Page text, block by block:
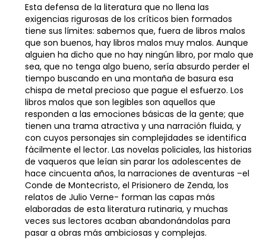
Esta defensa de la literatura que no llena las
exigencias rigurosas de los críticos bien formados
tiene sus límites: sabemos que, fuera de libros malos
que son buenos, hay libros malos muy malos. Aunque
alguien ha dicho que no hay ningún libro, por malo que
sea, que no tenga algo bueno, sería absurdo perder el
tiempo buscando en una montaña de basura esa
chispa de metal precioso que pague el esfuerzo. Los
libros malos que son legibles son aquellos que
responden a las emociones básicas de la gente; que
tienen una trama atractiva y una narración fluida, y
con cuyos personajes sin complejidades se identifica
fácilmente el lector. Las novelas policiales, las historias
de vaqueros que leían sin parar los adolescentes de
hace cincuenta años, la narraciones de aventuras –el
Conde de Montecristo, el Prisionero de Zenda, los
relatos de Julio Verne- forman las capas más
elaboradas de esta literatura rutinaria, y muchas
veces sus lectores acaban abandonándolas para
pasar a obras más ambiciosas y complejas.